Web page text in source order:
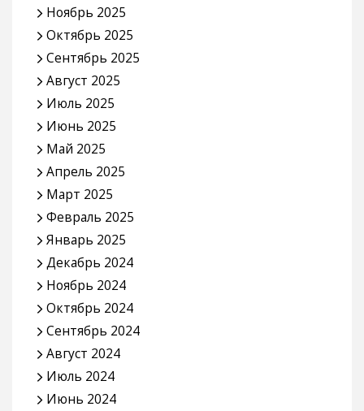
Ноябрь 2025
Октябрь 2025
Сентябрь 2025
Август 2025
Июль 2025
Июнь 2025
Май 2025
Апрель 2025
Март 2025
Февраль 2025
Январь 2025
Декабрь 2024
Ноябрь 2024
Октябрь 2024
Сентябрь 2024
Август 2024
Июль 2024
Июнь 2024